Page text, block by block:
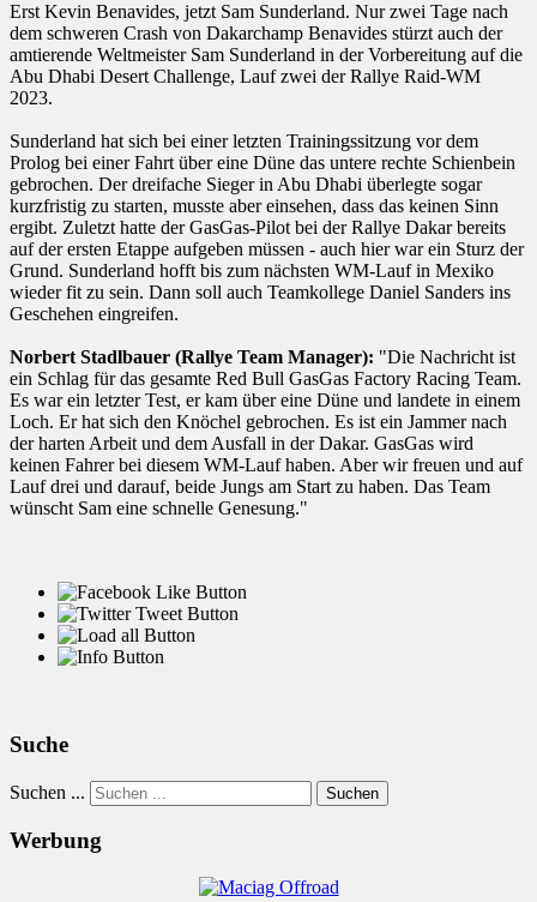
Erst Kevin Benavides, jetzt Sam Sunderland. Nur zwei Tage nach
dem schweren Crash von Dakarchamp Benavides stürzt auch der
amtierende Weltmeister Sam Sunderland in der Vorbereitung auf die
Abu Dhabi Desert Challenge, Lauf zwei der Rallye Raid-WM
2023.
Sunderland hat sich bei einer letzten Trainingssitzung vor dem
Prolog bei einer Fahrt über eine Düne das untere rechte Schienbein
gebrochen. Der dreifache Sieger in Abu Dhabi überlegte sogar
kurzfristig zu starten, musste aber einsehen, dass das keinen Sinn
ergibt. Zuletzt hatte der GasGas-Pilot bei der Rallye Dakar bereits
auf der ersten Etappe aufgeben müssen - auch hier war ein Sturz der
Grund. Sunderland hofft bis zum nächsten WM-Lauf in Mexiko
wieder fit zu sein. Dann soll auch Teamkollege Daniel Sanders ins
Geschehen eingreifen.
Norbert Stadlbauer (Rallye Team Manager): "Die Nachricht ist
ein Schlag für das gesamte Red Bull GasGas Factory Racing Team.
Es war ein letzter Test, er kam über eine Düne und landete in einem
Loch. Er hat sich den Knöchel gebrochen. Es ist ein Jammer nach
der harten Arbeit und dem Ausfall in der Dakar. GasGas wird
keinen Fahrer bei diesem WM-Lauf haben. Aber wir freuen und auf
Lauf drei und darauf, beide Jungs am Start zu haben. Das Team
wünscht Sam eine schnelle Genesung."
Suche
Suchen ... Suchen
Werbung